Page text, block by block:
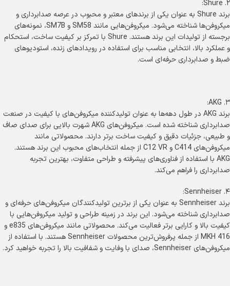
۲. Shure:
برند Shure به عنوان یکی از برندهای معتبر و محبوب در عرصه صدابرداری و
میکروفن‌ها شناخته می‌شود. میکروفن‌هایی مانند SM58 و SM7B، نمونه‌های
برجسته از تولیدات این برند هستند. Shure با تمرکز بر کیفیت ساخت، استحکام
و عملکرد بالا، انتخابی مناسب برای استفاده در رویدادهای زنده، استودیوهای
ضبط و صدابرداری حرفه‌ای است.
۳. AKG:
برند AKG در طول دهه‌ها به عنوان تولیدکننده میکروفن‌های با کیفیت در صنعت
صدابرداری شناخته شده است. میکروفن‌های AKG شهرت بالایی برای صدای صاف
و طبیعی، جزئیات دقیق و کیفیت ساخت برتر دارند. محصولاتی مانند
میکروفن‌های C414 و C12 VR از جمله انتخاب‌های محبوب این برند هستند.
AKG با استفاده از فناوری‌های پیشرفته و طراحی متفاوت، بهترین تجربه
صدابرداری را فراهم می‌کند.
۴. Sennheiser:
برند Sennheiser به عنوان یکی از برترین تولیدکنندگان میکروفن‌های حرفه‌ای و
صدابرداری شناخته می‌شود. این برند در زمینه طراحی و تولید میکروفن‌هایی با
کیفیت بالا و کارایی برتر فعالیت می‌کند. محصولاتی مانند میکروفن‌های e835 و
MKH 416 از جمله پرفروش‌ترین محصولات Sennheiser هستند. با استفاده از
میکروفن‌های Sennheiser، صدای با وفایت و شفافیت بالا را تجربه خواهید کرد.